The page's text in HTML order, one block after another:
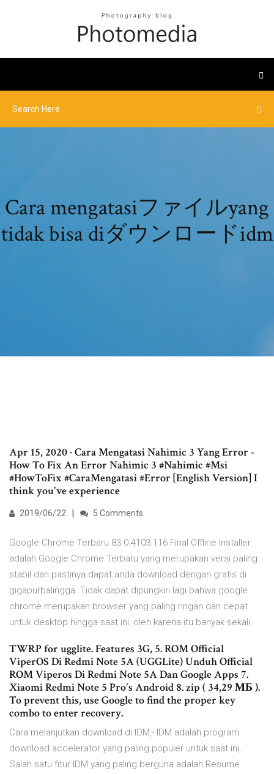
Cara mengatasiファイルyang
tidak bisa diダウンロードidm
Apr 15, 2020 · Cara Mengatasi Nahimic 3 Yang Error -
How To Fix An Error Nahimic 3 #Nahimic #Msi
#HowToFix #CaraMengatasi #Error [English Version] I
think you've experience
2019/06/22 5 Comments
Google Chrome Terbaru 83.0.4103.116 Final Offline Installer
adalah Google Chrome Terbaru yang merupakan versi paling
stabil dan pastinya dapat anda download dengan gratis di
gigapurbalingga. Tidak dapat dipungkiri lagi bahwa google
chrome merupakan browser yang paling ringan dan cepat
untuk desktop hingga saat ini, oleh karena itu banyak sekali
TWRP for ugglite. Features 3G, 5. ROM Official
ViperOS Di Redmi Note 5A (UGGLite) Unduh Official
ROM Viperos Di Redmi Note 5A Dan Google Apps 7.
Xiaomi Redmi Note 5 Pro's Android 8. zip ( 34,29 МБ ).
To prevent this, use Google to find the proper key
combo to enter recovery.
Cara melanjutkan download di IDM,- IDM adalah program
download accelerator yang paling populer untuk saat ini,
Salah satu fitur IDM yang paling berguna adalah Resume